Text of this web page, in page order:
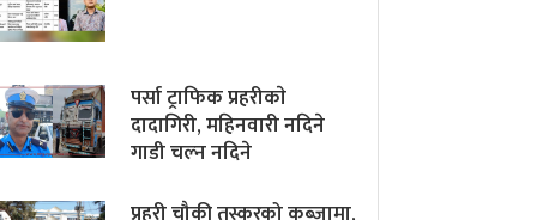
पर्सा ट्राफिक प्रहरीकाे
दादागिरी, महिनवारी नदिने
गाडी चल्न नदिने